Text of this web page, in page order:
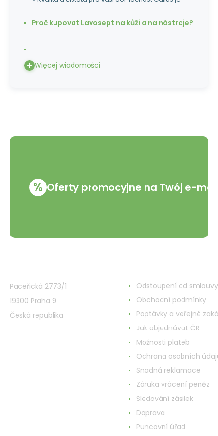
Proč kupovat Lavosept na kůži a na nástroje?
Więcej wiadomości
% Oferty promocyjne na Twój e-mail
Paceřická 2773/1
19300 Praha 9
Česká republika
Odstoupení od smlouvy
Obchodní podmínky
Poptávky a veřejné
Jak objednávat ČR
Možnosti plateb
Ochrana osobních
Snadná reklamace
Záruka vrácení peněz
Sledování zásilek
Doprava
Puncovní úřad